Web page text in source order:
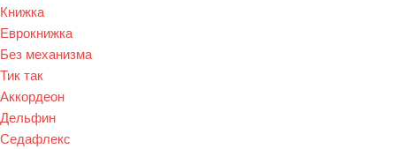
Книжка
Еврокнижка
Без механизма
Тик так
Аккордеон
Дельфин
Седафлекс